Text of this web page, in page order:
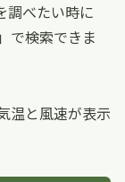
調べたい時に
で検索できま
温と風速が表示